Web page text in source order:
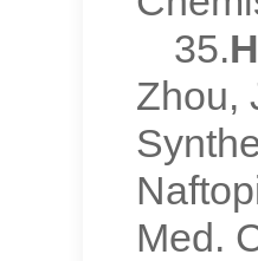
35.
Zhou,
Med.